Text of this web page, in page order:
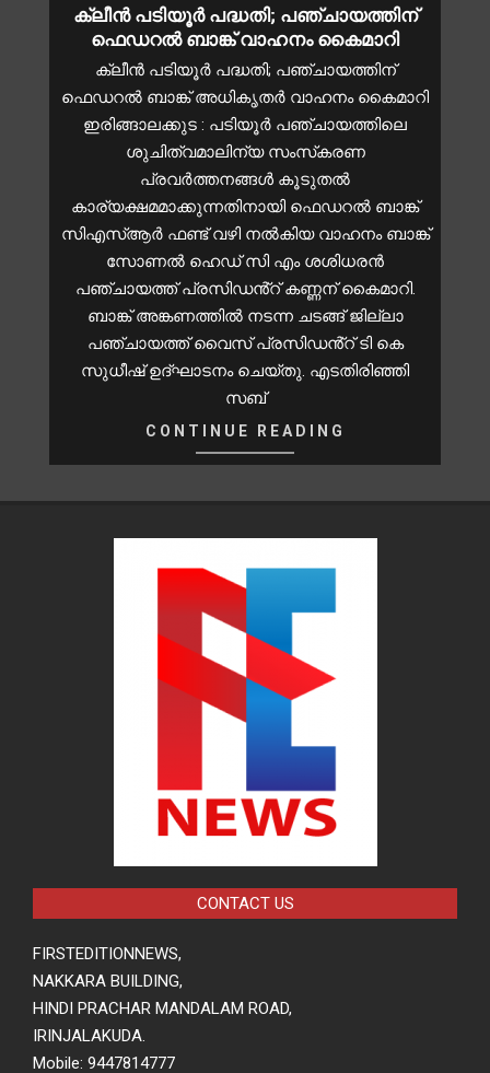
ക്ലീൻ പടിയൂർ പദ്ധതി; പഞ്ചായത്തിന്
ഫെഡറൽ ബാങ്ക് വാഹനം കൈമാറി
ക്ലീൻ പടിയൂർ പദ്ധതി; പഞ്ചായത്തിന്
ഫെഡറൽ ബാങ്ക് അധികൃതർ വാഹനം കൈമാറി
ഇരിങ്ങാലക്കുട : പടിയൂർ പഞ്ചായത്തിലെ
ശുചിത്വമാലിന്യ സംസ്‌കരണ
പ്രവർത്തനങ്ങൾ കൂടുതൽ
കാര്യക്ഷമമാക്കുന്നതിനായി ഫെഡറൽ ബാങ്ക്
സിഎസ്ആർ ഫണ്ട് വഴി നൽകിയ വാഹനം ബാങ്ക്
സോണൽ ഹെഡ് സി എം ശശിധരൻ
പഞ്ചായത്ത് പ്രസിഡൻ്റ് കണ്ണന് കൈമാറി.
ബാങ്ക് അങ്കണത്തിൽ നടന്ന ചടങ്ങ് ജില്ലാ
പഞ്ചായത്ത് വൈസ് പ്രസിഡൻ്റ് ടി കെ
സുധീഷ് ഉദ്ഘാടനം ചെയ്തു. എടതിരിഞ്ഞി
സബ്
CONTINUE READING
CONTACT US
FIRSTEDITIONNEWS,
NAKKARA BUILDING,
HINDI PRACHAR MANDALAM ROAD,
IRINJALAKUDA.
Mobile: 9447814777